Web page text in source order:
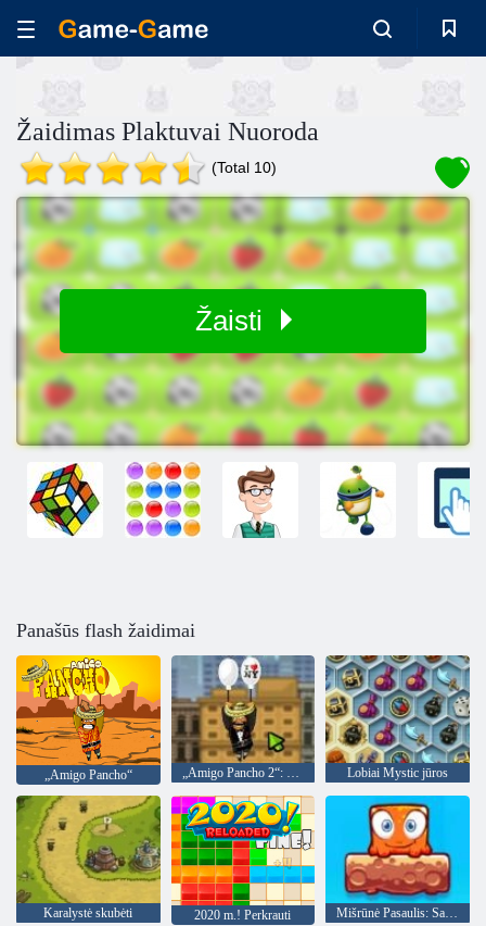
Žaidimas Plaktuvai Nuoroda
(Total 10)
Žaisti
Panašūs flash žaidimai
„Amigo Pancho“ „Amigo Pancho 2“: Niujorko vakarėlis Lobiai Mystic jūros
Karalystė skubėti 2020 m.! Perkrauti Mišrūnė Pasaulis: Savaitgalis